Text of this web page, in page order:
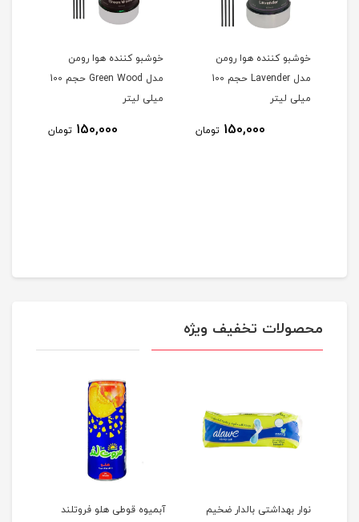
خوشبو کننده هوا رومن
مدل Lavender حجم 100
میلی لیتر
150,000 تومان
خوشبو کننده هوا رومن
مدل Green Wood حجم 100
میلی لیتر
150,000 تومان
محصولات تخفیف ویژه
نوار بهداشتی بالدار ضخیم
آبمیوه قوطی هلو فروتلند